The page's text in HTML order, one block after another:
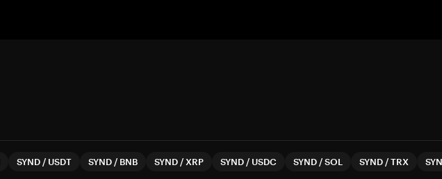
SYND / USDT SYND / BNB SYND / XRP SYND / USDC SYND /SOL SYND /TRX